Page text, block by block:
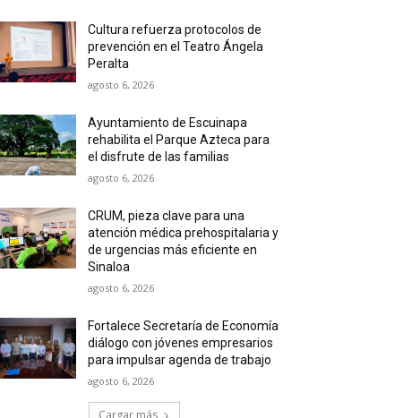
Cultura refuerza protocolos de
prevención en el Teatro Ángela
Peralta
agosto 6, 2026
Ayuntamiento de Escuinapa
rehabilita el Parque Azteca para
el disfrute de las familias
agosto 6, 2026
CRUM, pieza clave para una
atención médica prehospitalaria y
de urgencias más eficiente en
Sinaloa
agosto 6, 2026
Fortalece Secretaría de Economía
diálogo con jóvenes empresarios
para impulsar agenda de trabajo
agosto 6, 2026
Cargar más